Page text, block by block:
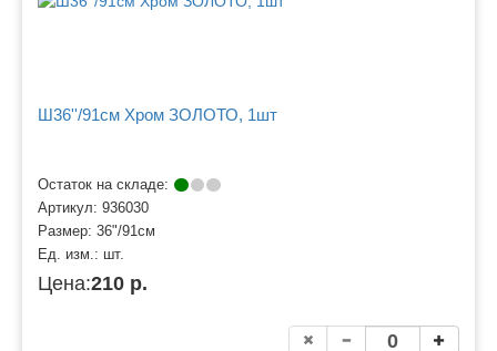
Ш36''/91см Хром ЗОЛОТО, 1шт
Остаток на складе:
Артикул: 936030
Размер: 36"/91см
Ед. изм.: шт.
Цена:210 р.